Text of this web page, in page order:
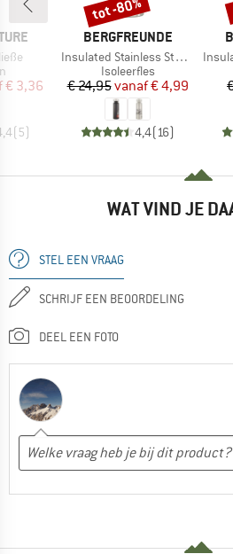
prijs
€ 3,36
(5)
MERK
BERGFREUNDE
Artikel
Insulated Stainless Steel Bottle 500ml
Productgroep
Isoleerfles
Prijs
€ 24,95 Verlaagde prijs
vanaf€ 4,99
4,4(16)
Korting
tot -80%
WAT VIND JE
STEL EEN VRAAG
SCHRIJF EEN BEOORDELING
DEEL EEN FOTO